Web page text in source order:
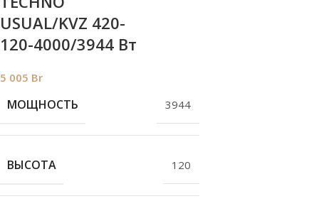
USUAL/KVZ 420-
120-4000/3944 Вт
5 005 Br
МОЩНОСТЬ 3944
ВЫСОТА 120